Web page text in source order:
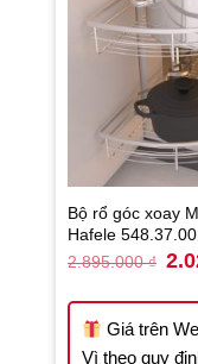
Bộ rổ góc xoay
Hafele
2.895.000₫
Giá trên
Vì theo quy